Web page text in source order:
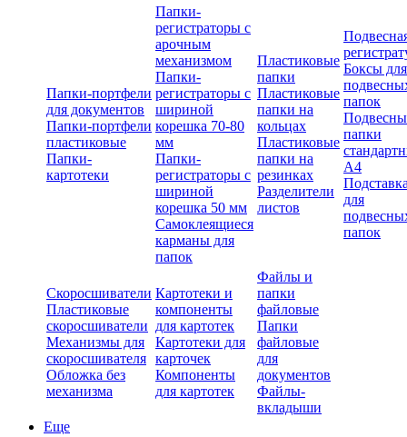
Папки-портфели
для документов
Папки-портфели
пластиковые
Папки-
картотеки
Папки-
регистраторы с
арочным
механизмом
Папки-
регистраторы с
шириной
корешка 70-80
мм
Папки-
регистраторы с
шириной
корешка 50 мм
Самоклеящиеся
карманы для
папок
Пластиковые
папки
Пластиковые
папки на
кольцах
Пластиковые
папки на
резинках
Разделители
листов
Боксы для
папок
папки
А4
для
папок
Скоросшиватели
Пластиковые
скоросшиватели
Механизмы для
скоросшивателя
Обложка без
механизма
Картотеки и
компоненты
для картотек
Картотеки для
карточек
Компоненты
для картотек
Файлы и
папки
файловые
Папки
файловые
для
документов
Файлы-
вкладыши
Еще